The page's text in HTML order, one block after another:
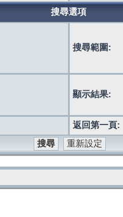
搜尋選項
搜尋範圍:
顯示結果:
返回第一頁: